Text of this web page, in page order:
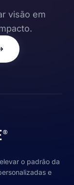
visão em
o padrão da
e